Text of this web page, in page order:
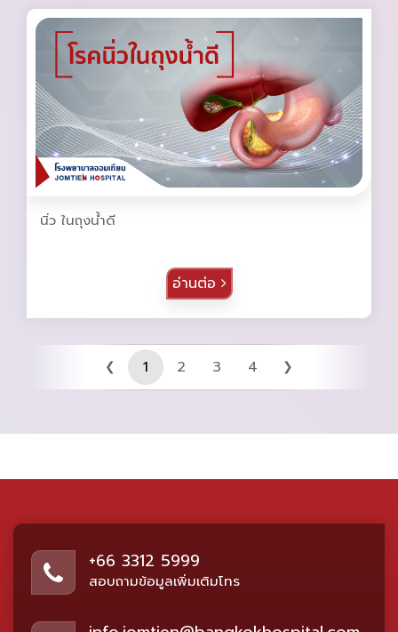
นิ่ว ในถุงน้ำดี
อ่านต่อ
❮ 1 2 3 4 ❯
+66 3312 5999
สอบถามข้อมูลเพิ่มเติมโทร